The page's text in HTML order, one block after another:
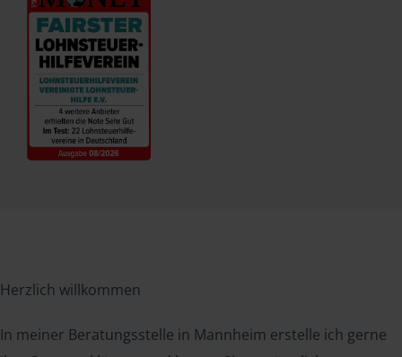
Herzlich willkommen
In meiner Beratungsstelle in Mannheim erstelle ich gerne